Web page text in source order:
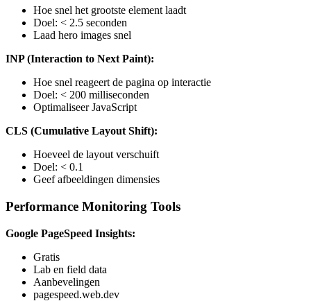
Hoe snel het grootste element laadt
Doel: < 2.5 seconden
Laad hero images snel
INP (Interaction to Next Paint):
Hoe snel reageert de pagina op interactie
Doel: < 200 milliseconden
Optimaliseer JavaScript
CLS (Cumulative Layout Shift):
Hoeveel de layout verschuift
Doel: < 0.1
Geef afbeeldingen dimensies
Performance Monitoring Tools
Google PageSpeed Insights:
Gratis
Lab en field data
Aanbevelingen
pagespeed.web.dev